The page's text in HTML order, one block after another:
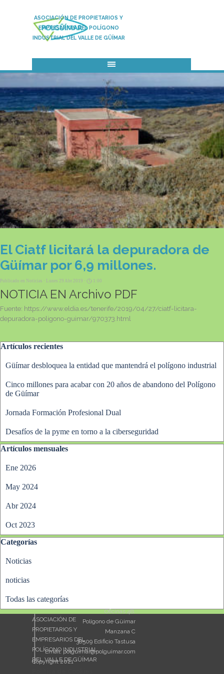
ASOCIACIÓN DE PROPIETARIOS Y
EMPRESARIOS DEL POLÍGONO
INDUSTRIAL DEL VALLE DE GÜÍMAR
Saltar menú
El Ciatf licitará la depuradora de
Güímar por 6,9 millones.
Publicado en Noticias · Lunes 29 Abr 2019 · 1:00
NOTICIA EN Archivo PDF
Fuente: https://www.eldia.es/tenerife/2019/04/27/ciatf-licitara-
depuradora-poligono-guimar/970373.html
Saltar el bloque Artículos recientes
Artículos recientes
Güímar desbloquea la entidad que mantendrá el polígono industrial
Cinco millones para acabar con 20 años de abandono del Polígono
de Güímar
Jornada Formación Profesional Dual
Desafíos de la pyme en torno a la ciberseguridad
Saltar el bloque Artículos mensuales
Artículos mensuales
Ene 2026
May 2024
Abr 2024
Oct 2023
Saltar el bloque Categorías
Categorías
Noticias
noticias
Todas las categorías
Copyright 2021
ASOCIACIÓN DE
PROPIETARIOS Y
EMPRESARIOS DEL
POLÍGONO INDUSTRIAL
DEL VALLE DE GÜÍMAR
Oficinas 4B.
Polígono de Güimar
Manzana C
38509 Edificio Tastusa
Email: polguimar@polguimar.com
Teléfono: 922 95 62 03